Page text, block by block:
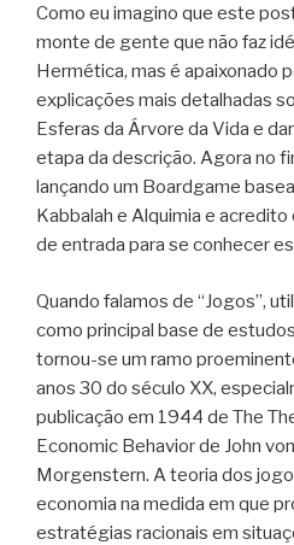
Como eu imagino que este
monte de gente que não faz
Hermética, mas é apaixonado
explicações mais detalhadas
Esferas da Árvore da Vida e
etapa da descrição. Agora no
lançando um Boardgame
Kabbalah e Alquimia e
de entrada para se conhecer
Quando falamos de “Jogos”,
como principal base de
tornou-se um ramo
anos 30 do século XX,
publicação em 1944 de The
Economic Behavior de John
Morgenstern. A teoria dos
economia na medida em que
estratégias racionais em